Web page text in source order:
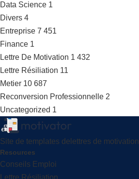
Data Science 1
Divers 4
Entreprise 7 451
Finance 1
Lettre De Motivation 1 432
Lettre Résiliation 11
Metier 10 687
Reconversion Professionnelle 2
Uncategorized 1
Site de templates delettres de motivation
Resources
Conseils Emploi
Lettre Résiliation